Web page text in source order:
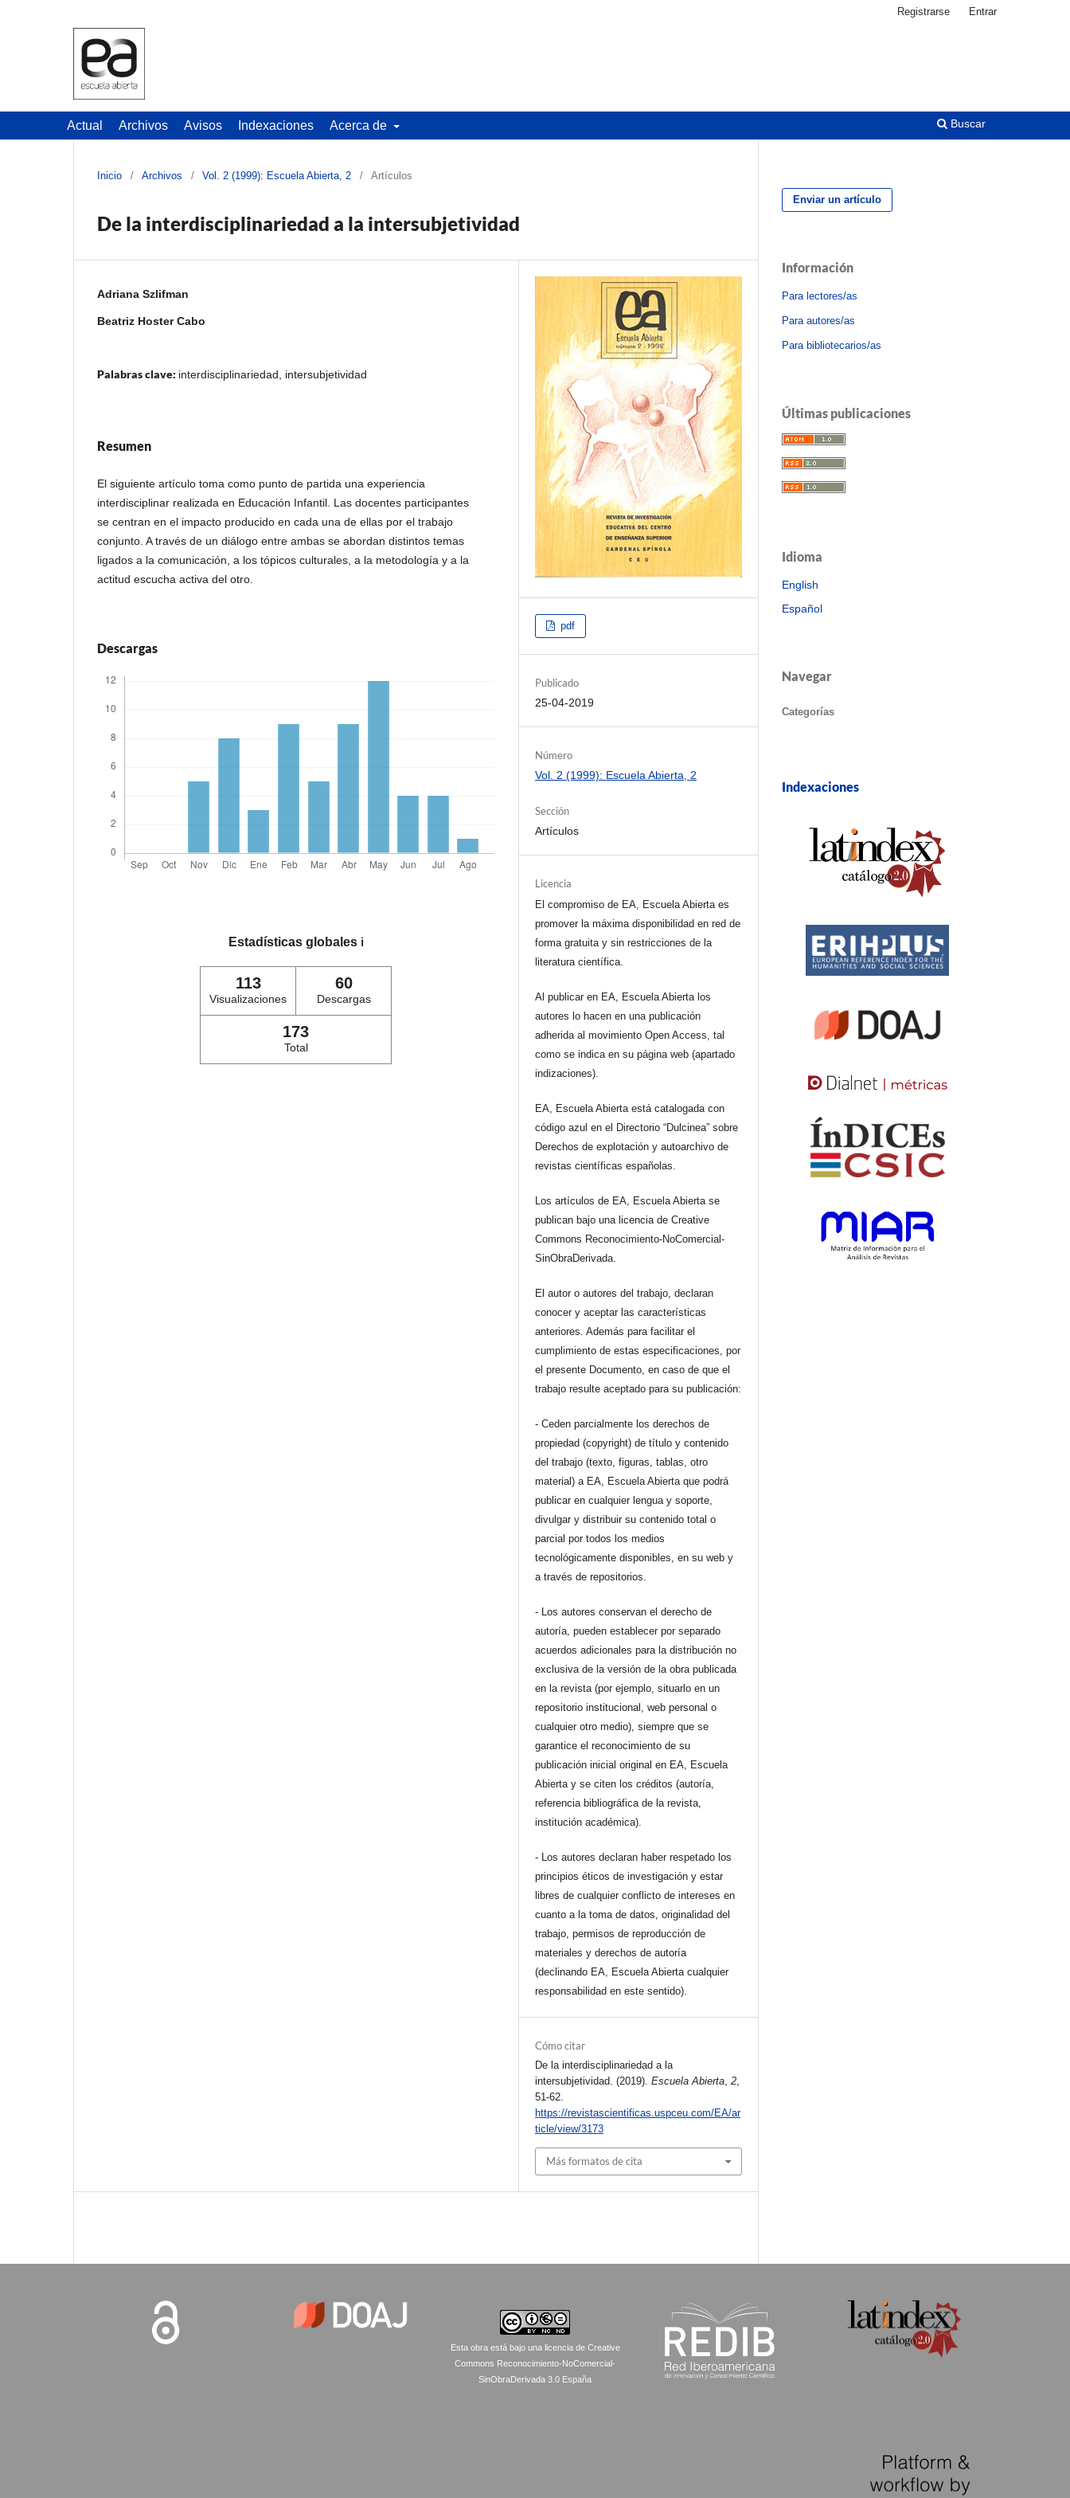
Actual Archivos Avisos Indexaciones Acerca de Buscar
Registrarse Entrar
Inicio / Archivos / Vol. 2 (1999): Escuela Abierta, 2 / Artículos
De la interdisciplinariedad a la intersubjetividad
Adriana Szlifman
Beatriz Hoster Cabo
Palabras clave: interdisciplinariedad, intersubjetividad
Resumen
El siguiente artículo toma como punto de partida una experiencia
interdisciplinar realizada en Educación Infantil. Las docentes participantes
se centran en el impacto producido en cada una de ellas por el trabajo
conjunto. A través de un diálogo entre ambas se abordan distintos temas
ligados a la comunicación, a los tópicos culturales, a la metodología y a la
actitud escucha activa del otro.
Descargas
Estadísticas globales ℹ️
113
Visualizaciones
60
Descargas
173
Total
pdf
Publicado
25-04-2019
Número
Vol. 2 (1999): Escuela Abierta, 2
Sección
Artículos
Licencia
El compromiso de EA, Escuela Abierta es
promover la máxima disponibilidad en red de
forma gratuita y sin restricciones de la
literatura científica.
Al publicar en EA, Escuela Abierta los
autores lo hacen en una publicación
adherida al movimiento Open Access, tal
como se indica en su página web (apartado
indizaciones).
EA, Escuela Abierta está catalogada con
código azul en el Directorio “Dulcinea” sobre
Derechos de explotación y autoarchivo de
revistas científicas españolas.
Los artículos de EA, Escuela Abierta se
publican bajo una licencia de Creative
Commons Reconocimiento-NoComercial-
SinObraDerivada.
El autor o autores del trabajo, declaran
conocer y aceptar las características
anteriores. Además para facilitar el
cumplimiento de estas especificaciones, por
el presente Documento, en caso de que el
trabajo resulte aceptado para su publicación:
- Ceden parcialmente los derechos de
propiedad (copyright) de título y contenido
del trabajo (texto, figuras, tablas, otro
material) a EA, Escuela Abierta que podrá
publicar en cualquier lengua y soporte,
divulgar y distribuir su contenido total o
parcial por todos los medios
tecnológicamente disponibles, en su web y
a través de repositorios.
- Los autores conservan el derecho de
autoría, pueden establecer por separado
acuerdos adicionales para la distribución no
exclusiva de la versión de la obra publicada
en la revista (por ejemplo, situarlo en un
repositorio institucional, web personal o
cualquier otro medio), siempre que se
garantice el reconocimiento de su
publicación inicial original en EA, Escuela
Abierta y se citen los créditos (autoría,
referencia bibliográfica de la revista,
institución académica).
- Los autores declaran haber respetado los
principios éticos de investigación y estar
libres de cualquier conflicto de intereses en
cuanto a la toma de datos, originalidad del
trabajo, permisos de reproducción de
materiales y derechos de autoría
(declinando EA, Escuela Abierta cualquier
responsabilidad en este sentido).
Cómo citar
De la interdisciplinariedad a la
intersubjetividad. (2019).Escuela Abierta,2,
51-62.
https://revistascientificas.uspceu.com/EA/ar
ticle/view/3173
Más formatos de cita
Enviar un artículo
Información
Para lectores/as
Para autores/as
Para bibliotecarios/as
Últimas publicaciones
Idioma
English
Español
Navegar
Categorías
Indexaciones
Esta obra está bajo una licencia de Creative
Commons Reconocimiento-NoComercial-
SinObraDerivada 3.0 España